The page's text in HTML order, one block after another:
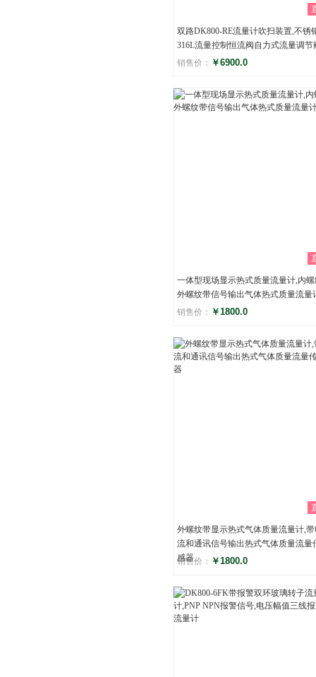
双路DK800-RE流量计吹扫装置,不锈
316L流量控制恒流阀自力式流量调节
销售价： ￥6900.0
评分
()
一体型现场显示热式质量流量计,内
外螺纹带信号输出气体热式质量流量
销售价： ￥1800.0
评分
()
外螺纹带显示热式气体质量流量计,
流和通讯信号输出热式气体质量流量
感器
销售价： ￥1800.0
评分
()